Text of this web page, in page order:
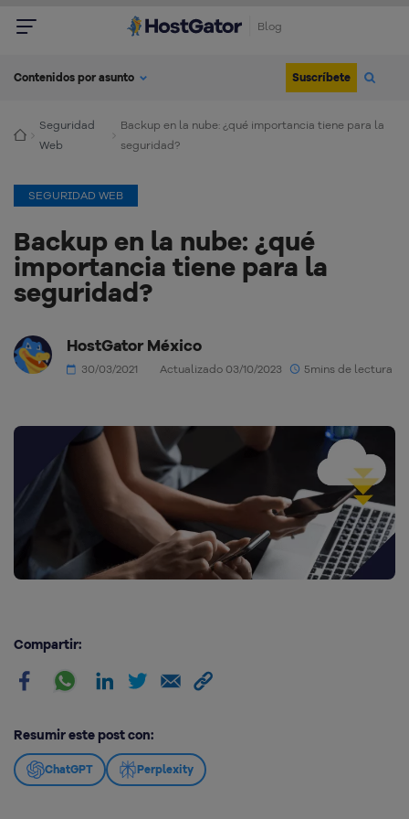
Blog
Contenidos por asunto Suscríbete
Seguridad
Web
Backup en la nube: ¿qué importancia tiene para la
seguridad?
SEGURIDAD WEB
Backup en la nube: ¿qué
importancia tiene para la
seguridad?
HostGator México
30/03/2021 Actualizado 03/10/2023 5mins de lectura
Compartir:
Resumir este post con:
ChatGPT Perplexity